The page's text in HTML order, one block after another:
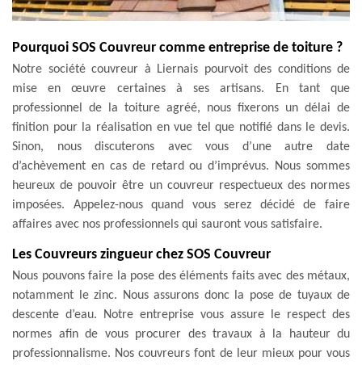
Pourquoi SOS Couvreur comme entreprise de toiture ?
Notre société couvreur à Liernais pourvoit des conditions de
mise en œuvre certaines à ses artisans. En tant que
professionnel de la toiture agréé, nous fixerons un délai de
finition pour la réalisation en vue tel que notifié dans le devis.
Sinon, nous discuterons avec vous d’une autre date
d’achèvement en cas de retard ou d’imprévus. Nous sommes
heureux de pouvoir être un couvreur respectueux des normes
imposées. Appelez-nous quand vous serez décidé de faire
affaires avec nos professionnels qui sauront vous satisfaire.
Les Couvreurs zingueur chez SOS Couvreur
Nous pouvons faire la pose des éléments faits avec des métaux,
notamment le zinc. Nous assurons donc la pose de tuyaux de
descente d’eau. Notre entreprise vous assure le respect des
normes afin de vous procurer des travaux à la hauteur du
professionnalisme. Nos couvreurs font de leur mieux pour vous